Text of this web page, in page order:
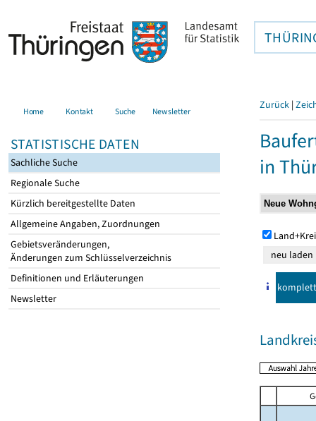
Home Kontakt Suche Newsletter
STATISTISCHE DATEN
Sachliche Suche
Regionale Suche
Kürzlich bereitgestellte Daten
Allgemeine Angaben, Zuordnungen
Gebietsveränderungen,
Änderungen zum Schlüsselverzeichnis
Definitionen und Erläuterungen
Newsletter
Zurück |
in
komplett